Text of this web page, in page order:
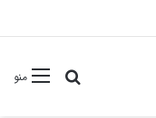
منوجستجو